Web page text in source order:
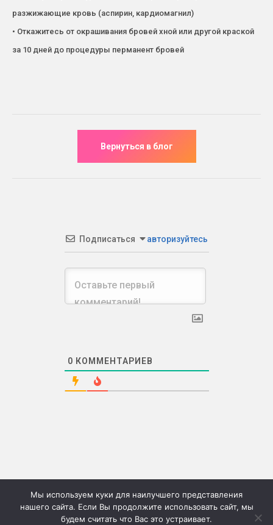
разжижающие кровь (аспирин, кардиомагнил)
• Откажитесь от окрашивания бровей хной или другой краской
за 10 дней до процедуры перманент бровей
Подписаться авторизуйтесь
0 КОММЕНТАРИЕВ
Мы используем куки для наилучшего представления
нашего сайта. Если Вы продолжите использовать сайт, мы
будем считать что Вас это устраивает.